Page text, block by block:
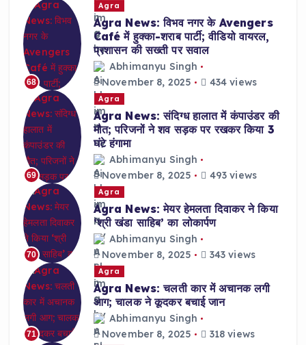
68
Agra
Agra News: विभव नगर के Avengers
Café में हुक्का-शराब पार्टी; वीडियो वायरल,
प्रशासन की सख्ती पर सवाल
Abhimanyu Singh
November 8, 2025
434 views
69
Agra
Agra News: संदिग्ध हालात में कंपाउंडर की
मौत; परिजनों ने शव सड़क पर रखकर किया 3
घंटे हंगामा
Abhimanyu Singh
November 8, 2025
493 views
70
Agra
Agra News: मेयर हेमलता दिवाकर ने किया
‘श्री खंडा साहिब’ का लोकार्पण
Abhimanyu Singh
November 8, 2025
343 views
71
Agra
Agra News: चलती कार में अचानक लगी
आग; चालक ने कूदकर बचाई जान
Abhimanyu Singh
November 8, 2025
318 views